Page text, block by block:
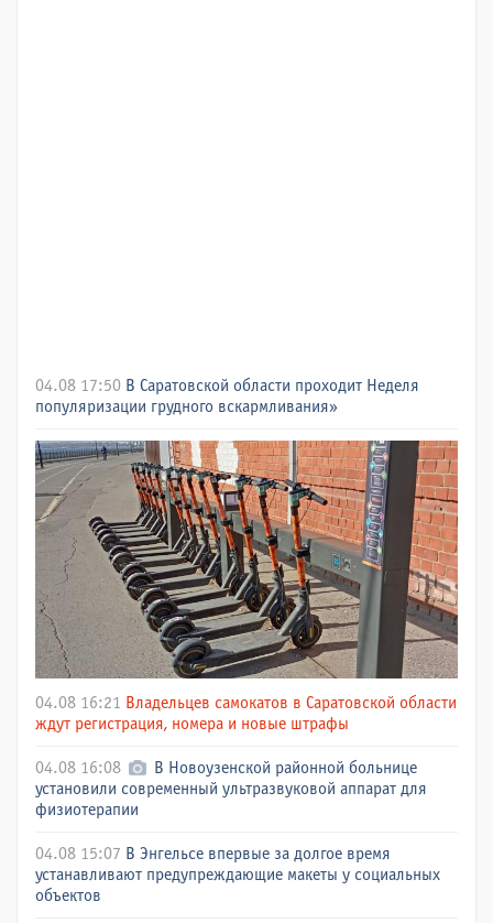
04.08 17:50 В Саратовской области проходит Неделя
популяризации грудного вскармливания»
04.08 16:21 Владельцев самокатов в Саратовской области
ждут регистрация, номера и новые штрафы
04.08 16:08
В Новоузенской районной больнице
установили современный ультразвуковой аппарат для
физиотерапии
04.08 15:07 В Энгельсе впервые за долгое время
устанавливают предупреждающие макеты у социальных
объектов